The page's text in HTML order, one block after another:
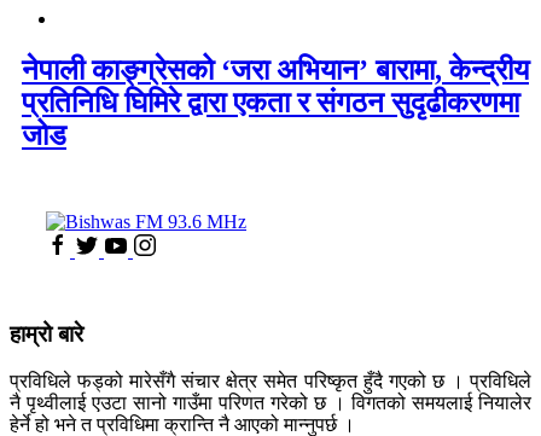
नेपाली काङ्ग्रेसको ‘जरा अभियान’ बारामा, केन्द्रीय
प्रतिनिधि घिमिरे द्वारा एकता र संगठन सुदृढीकरणमा
जोड
हाम्रो बारे
प्रविधिले फड्को मारेसँगै संचार क्षेत्र समेत परिष्कृत हुँदै गएको छ । प्रविधिले
नै पृथ्वीलाई एउटा सानो गाउँमा परिणत गरेको छ । विगतको समयलाई नियालेर
हेर्ने हो भने त प्रविधिमा क्रान्ति नै आएको मान्नुपर्छ ।